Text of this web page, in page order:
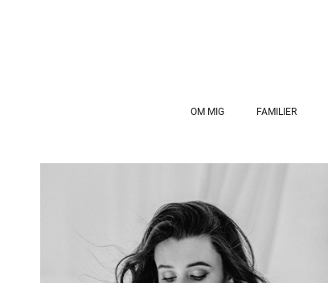
OM MIG FAMILIER